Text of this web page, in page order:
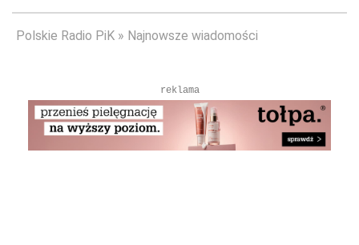
Polskie Radio PiK Najnowsze wiadomości
reklama